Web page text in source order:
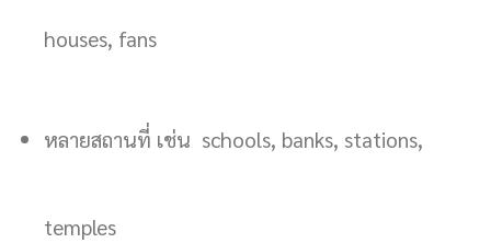
houses, fans
หลายสถานที่ เช่น schools, banks, stations,
temples